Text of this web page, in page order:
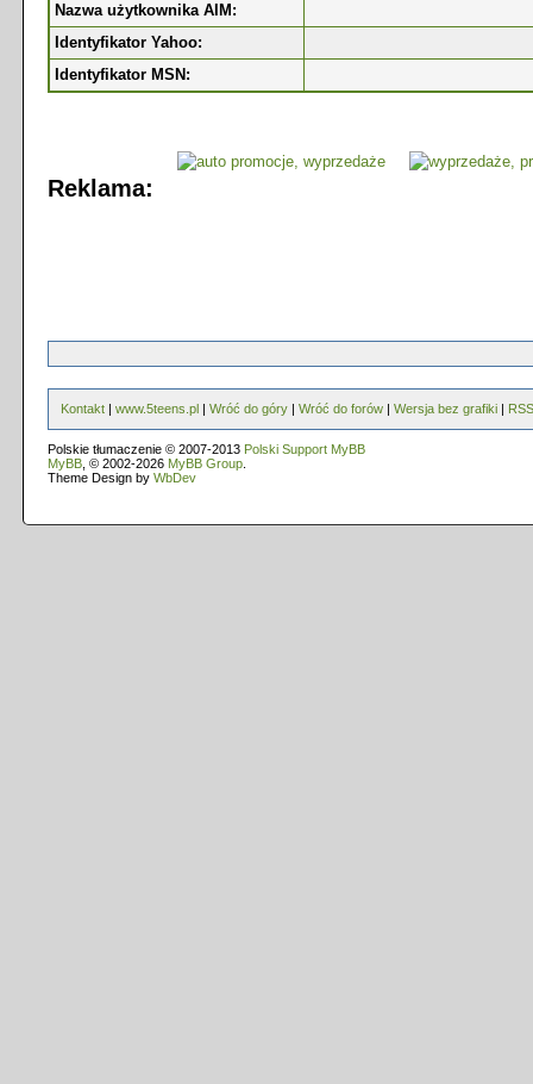
Nazwa użytkownika AIM:
Identyfikator Yahoo:
Identyfikator MSN:
Reklama:
Kontakt | www.5teens.pl | Wróć do góry | Wróć do forów | Wersja bez grafiki | RSS
Polskie tłumaczenie © 2007-2013 Polski Support MyBB
MyBB , © 2002-2026 MyBB Group
Theme Design by WbDev